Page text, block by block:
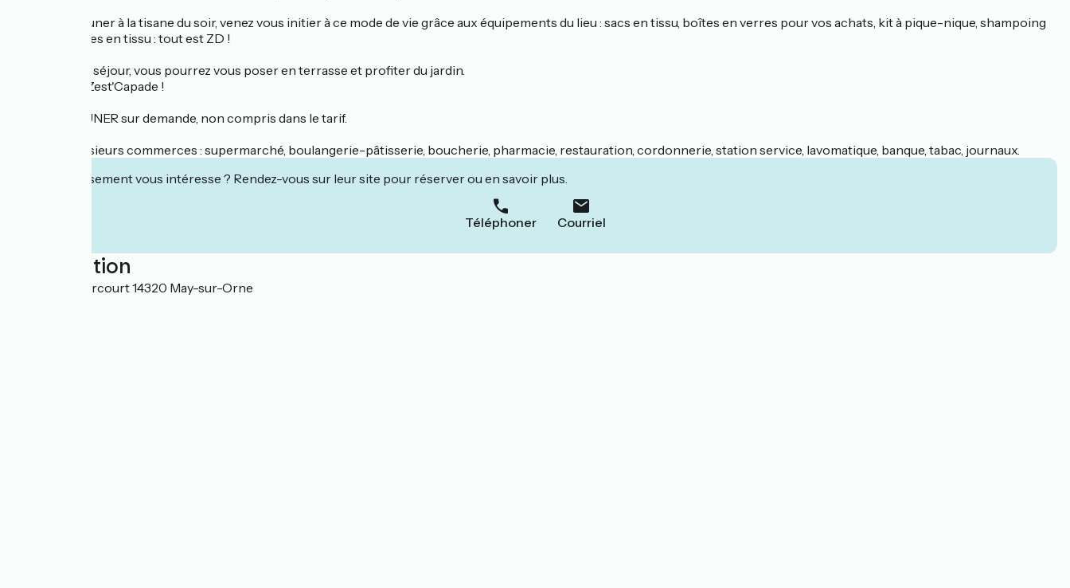
Du petit déjeuner à la tisane du soir, venez vous initier à ce mode de vie grâce aux équipements du lieu : sacs en tissu, boîtes en verres pour vos achats, kit à pique-nique, shampoing
solide, lingettes en tissu : tout est ZD !
Lors de votre séjour, vous pourrez vous poser en terrasse et profiter du jardin.
Bienvenue à Zest'Capade !
PETIT DEJEUNER sur demande, non compris dans le tarif.
Sur place plusieurs commerces : supermarché, boulangerie-pâtisserie, boucherie, pharmacie, restauration, cordonnerie, station service, lavomatique, banque, tabac, journaux.
Cet établissement vous intéresse ? Rendez-vous sur leur site pour réserver ou en savoir plus.
Téléphoner Courriel
Localisation
29 route d'Harcourt 14320 May-sur-Orne